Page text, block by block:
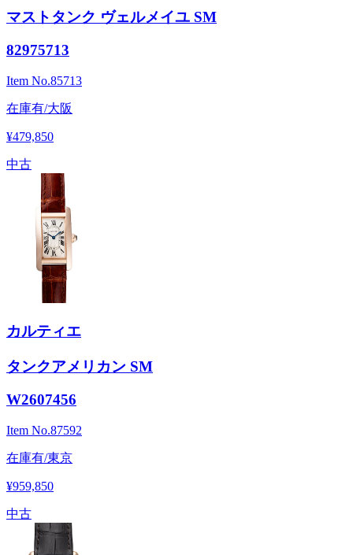
マストタンク ヴェルメイユ SM
82975713
Item No.85713
在庫有/大阪
¥479,850
中古
カルティエ
タンクアメリカン SM
W2607456
Item No.87592
在庫有/東京
¥959,850
中古